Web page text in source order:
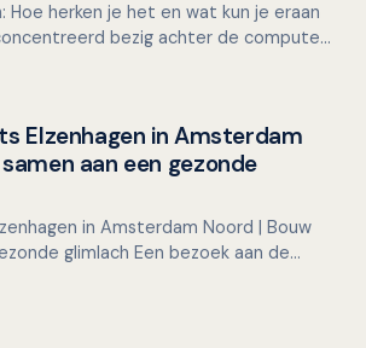
Hoe herken je het en wat kun je eraan
Elzenhagen in Amsterdam
aan een gezonde
in Amsterdam Noord | Bouw
glimlach Een bezoek aan de